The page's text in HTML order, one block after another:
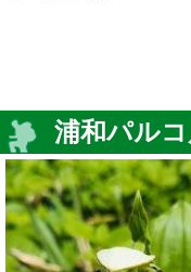
浦和パル